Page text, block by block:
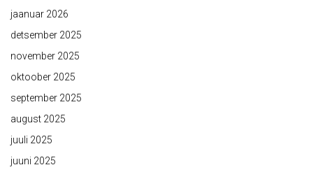
jaanuar 2026
detsember 2025
november 2025
oktoober 2025
september 2025
august 2025
juuli 2025
juuni 2025